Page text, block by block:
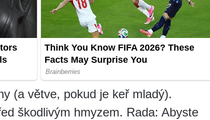
(a větve, pokud je keř mladý).
škodlivým hmyzem. Rada: Abyste